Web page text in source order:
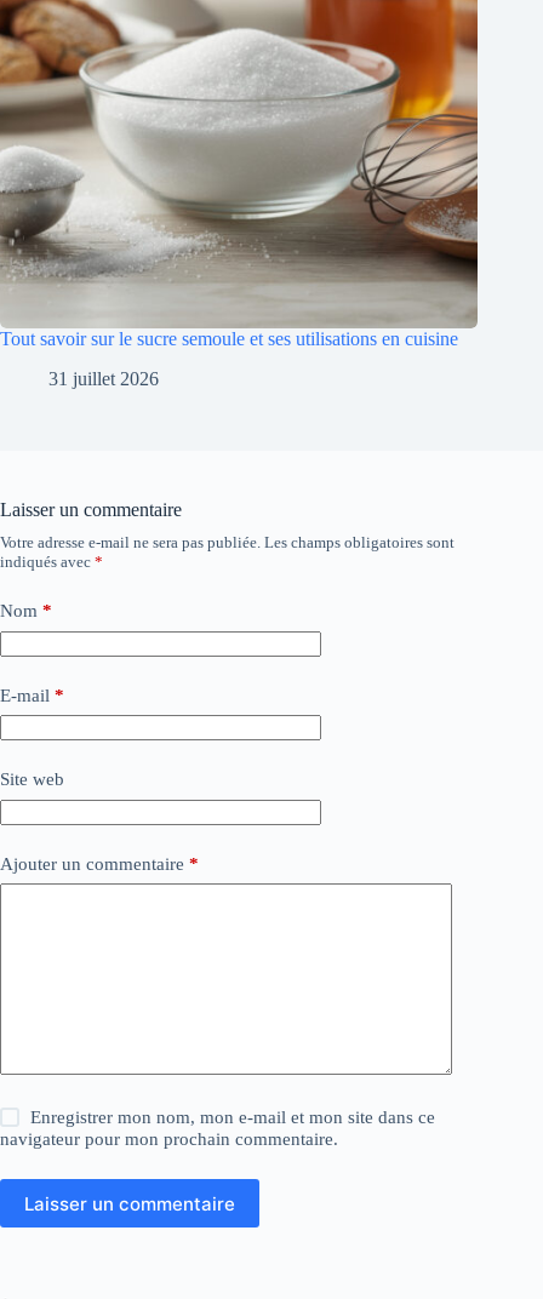
Tout savoir sur le sucre semoule et ses utilisations en cuisine
31 juillet 2026
Laisser un commentaire
Votre adresse e-mail ne sera pas publiée. Les champs obligatoires sont
indiqués avec *
Nom *
E-mail *
Site web
Ajouter un commentaire *
Enregistrer mon nom, mon e-mail et mon site dans ce
navigateur pour mon prochain commentaire.
Laisser un commentaire